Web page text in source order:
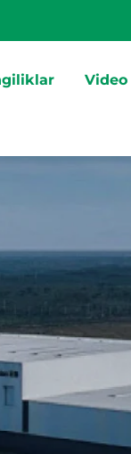
Video